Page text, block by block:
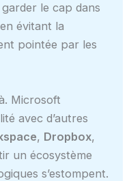
le cap dans
évitant la
pointée par les
Microsoft
avec d’autres
, Dropbox,
un écosystème
s’estompent.